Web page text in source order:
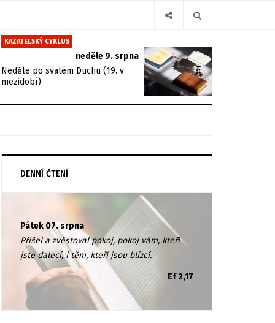
KAZATELSKÝ CYKLUS
neděle 9. srpna
Neděle po svatém Duchu (19. v
mezidobí)
DENNÍ ČTENÍ
Pátek 07. srpna
Přišel a zvěstoval pokoj, pokoj vám, kteří
jste dalecí, i těm, kteří jsou blízcí.
Ef 2,17